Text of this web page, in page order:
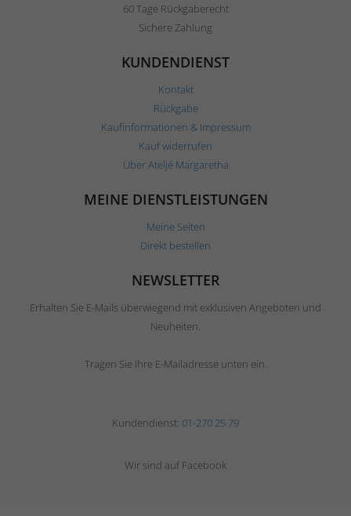
60 Tage Rückgaberecht
Sichere Zahlung
KUNDENDIENST
Kontakt
Rückgabe
Kaufinformationen & Impressum
Kauf widerrufen
Über Ateljé Margaretha
MEINE DIENSTLEISTUNGEN
Meine Seiten
Direkt bestellen
NEWSLETTER
Erhalten Sie E-Mails überwiegend mit exklusiven Angeboten und
Neuheiten.
Tragen Sie Ihre E-Mailadresse unten ein.
Kundendienst: 01-270 25 79
Wir sind auf Facebook